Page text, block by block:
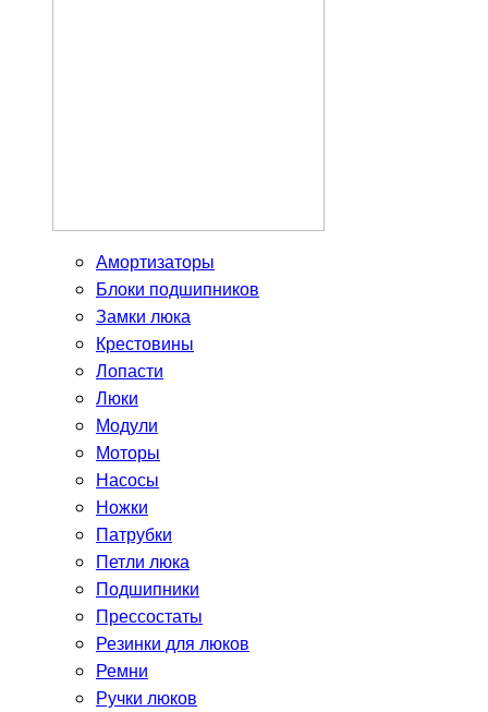
Амортизаторы
Блоки подшипников
Замки люка
Крестовины
Лопасти
Люки
Модули
Моторы
Насосы
Ножки
Патрубки
Петли люка
Подшипники
Прессостаты
Резинки для люков
Ремни
Ручки люков